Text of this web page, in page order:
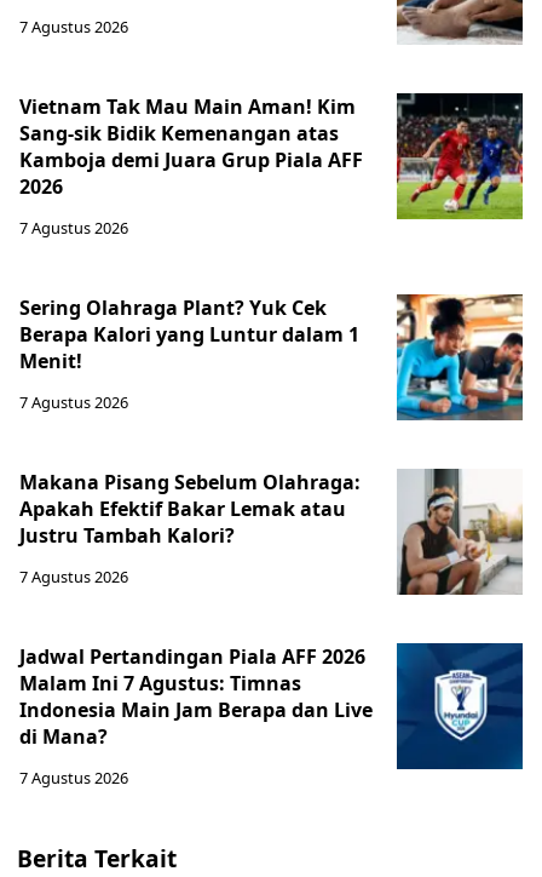
7 Agustus 2026
Vietnam Tak Mau Main Aman! Kim
Sang-sik Bidik Kemenangan atas
Kamboja demi Juara Grup Piala AFF
2026
7 Agustus 2026
Sering Olahraga Plant? Yuk Cek
Berapa Kalori yang Luntur dalam 1
Menit!
7 Agustus 2026
Makana Pisang Sebelum Olahraga:
Apakah Efektif Bakar Lemak atau
Justru Tambah Kalori?
7 Agustus 2026
Jadwal Pertandingan Piala AFF 2026
Malam Ini 7 Agustus: Timnas
Indonesia Main Jam Berapa dan Live
di Mana?
7 Agustus 2026
Berita Terkait